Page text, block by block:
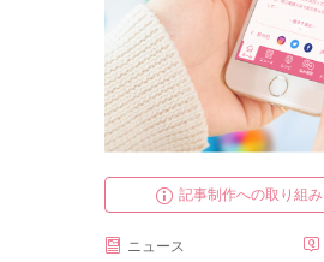
記事制作への取り組み
ニュース